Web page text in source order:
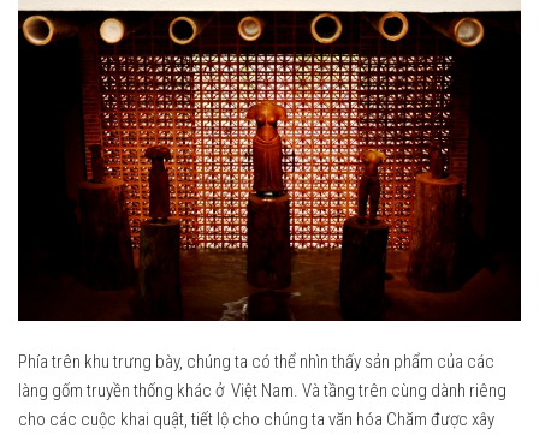
Phía trên khu trưng bày, chúng ta có thể nhìn thấy sản phẩm của các
làng gốm truyền thống khác ở Việt Nam. Và tầng trên cùng dành riêng
cho các cuộc khai quật, tiết lộ cho chúng ta văn hóa Chăm được xây